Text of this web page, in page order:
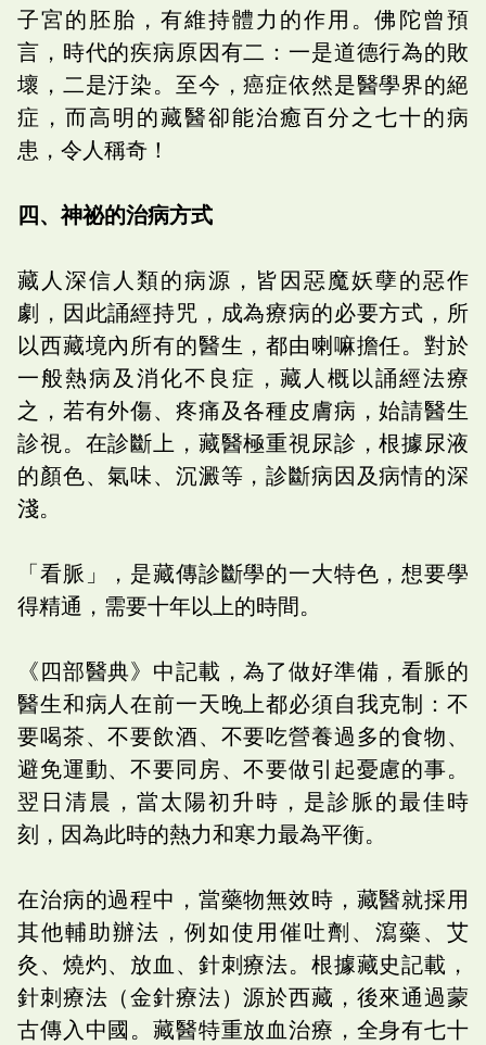
子宮的胚胎，有維持體力的作用。佛陀曾預
言，時代的疾病原因有二：一是道德行為的敗
壞，二是汙染。至今，癌症依然是醫學界的絕
症，而高明的藏醫卻能治癒百分之七十的病
患，令人稱奇！
四、神祕的治病方式
藏人深信人類的病源，皆因惡魔妖孽的惡作
劇，因此誦經持咒，成為療病的必要方式，所
以西藏境內所有的醫生，都由喇嘛擔任。對於
一般熱病及消化不良症，藏人概以誦經法療
之，若有外傷、疼痛及各種皮膚病，始請醫生
診視。在診斷上，藏醫極重視尿診，根據尿液
的顏色、氣味、沉澱等，診斷病因及病情的深
淺。
「看脈」，是藏傳診斷學的一大特色，想要學
得精通，需要十年以上的時間。
《四部醫典》中記載，為了做好準備，看脈的
醫生和病人在前一天晚上都必須自我克制：不
要喝茶、不要飲酒、不要吃營養過多的食物、
避免運動、不要同房、不要做引起憂慮的事。
翌日清晨，當太陽初升時，是診脈的最佳時
刻，因為此時的熱力和寒力最為平衡。
在治病的過程中，當藥物無效時，藏醫就採用
其他輔助辦法，例如使用催吐劑、瀉藥、艾
灸、燒灼、放血、針刺療法。根據藏史記載，
針刺療法（金針療法）源於西藏，後來通過蒙
古傳入中國。藏醫特重放血治療，全身有七十